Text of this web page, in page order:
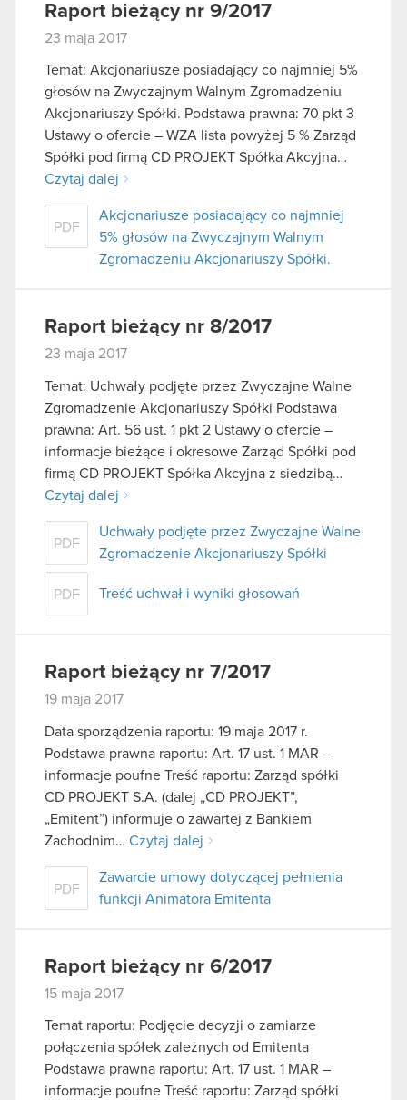
Raport bieżący nr 9/2017
23 maja 2017
Temat: Akcjonariusze posiadający co najmniej 5%
głosów na Zwyczajnym Walnym Zgromadzeniu
Akcjonariuszy Spółki. Podstawa prawna: 70 pkt 3
Ustawy o ofercie – WZA lista powyżej 5 % Zarząd
Spółki pod firmą CD PROJEKT Spółka Akcyjna…
Czytaj dalej
PDF
Akcjonariusze posiadający co najmniej
5% głosów na Zwyczajnym Walnym
Zgromadzeniu Akcjonariuszy Spółki.
Raport bieżący nr 8/2017
23 maja 2017
Temat: Uchwały podjęte przez Zwyczajne Walne
Zgromadzenie Akcjonariuszy Spółki Podstawa
prawna: Art. 56 ust. 1 pkt 2 Ustawy o ofercie –
informacje bieżące i okresowe Zarząd Spółki pod
firmą CD PROJEKT Spółka Akcyjna z siedzibą…
Czytaj dalej
PDF
Uchwały podjęte przez Zwyczajne Walne
Zgromadzenie Akcjonariuszy Spółki
PDF Treść uchwał i wyniki głosowań
Raport bieżący nr 7/2017
19 maja 2017
Data sporządzenia raportu: 19 maja 2017 r.
Podstawa prawna raportu: Art. 17 ust. 1 MAR –
informacje poufne Treść raportu: Zarząd spółki
CD PROJEKT S.A. (dalej „CD PROJEKT”,
„Emitent”) informuje o zawartej z Bankiem
Zachodnim… Czytaj dalej
PDF
Zawarcie umowy dotyczącej pełnienia
funkcji Animatora Emitenta
Raport bieżący nr 6/2017
15 maja 2017
Temat raportu: Podjęcie decyzji o zamiarze
połączenia spółek zależnych od Emitenta
Podstawa prawna raportu: Art. 17 ust. 1 MAR –
informacje poufne Treść raportu: Zarząd spółki